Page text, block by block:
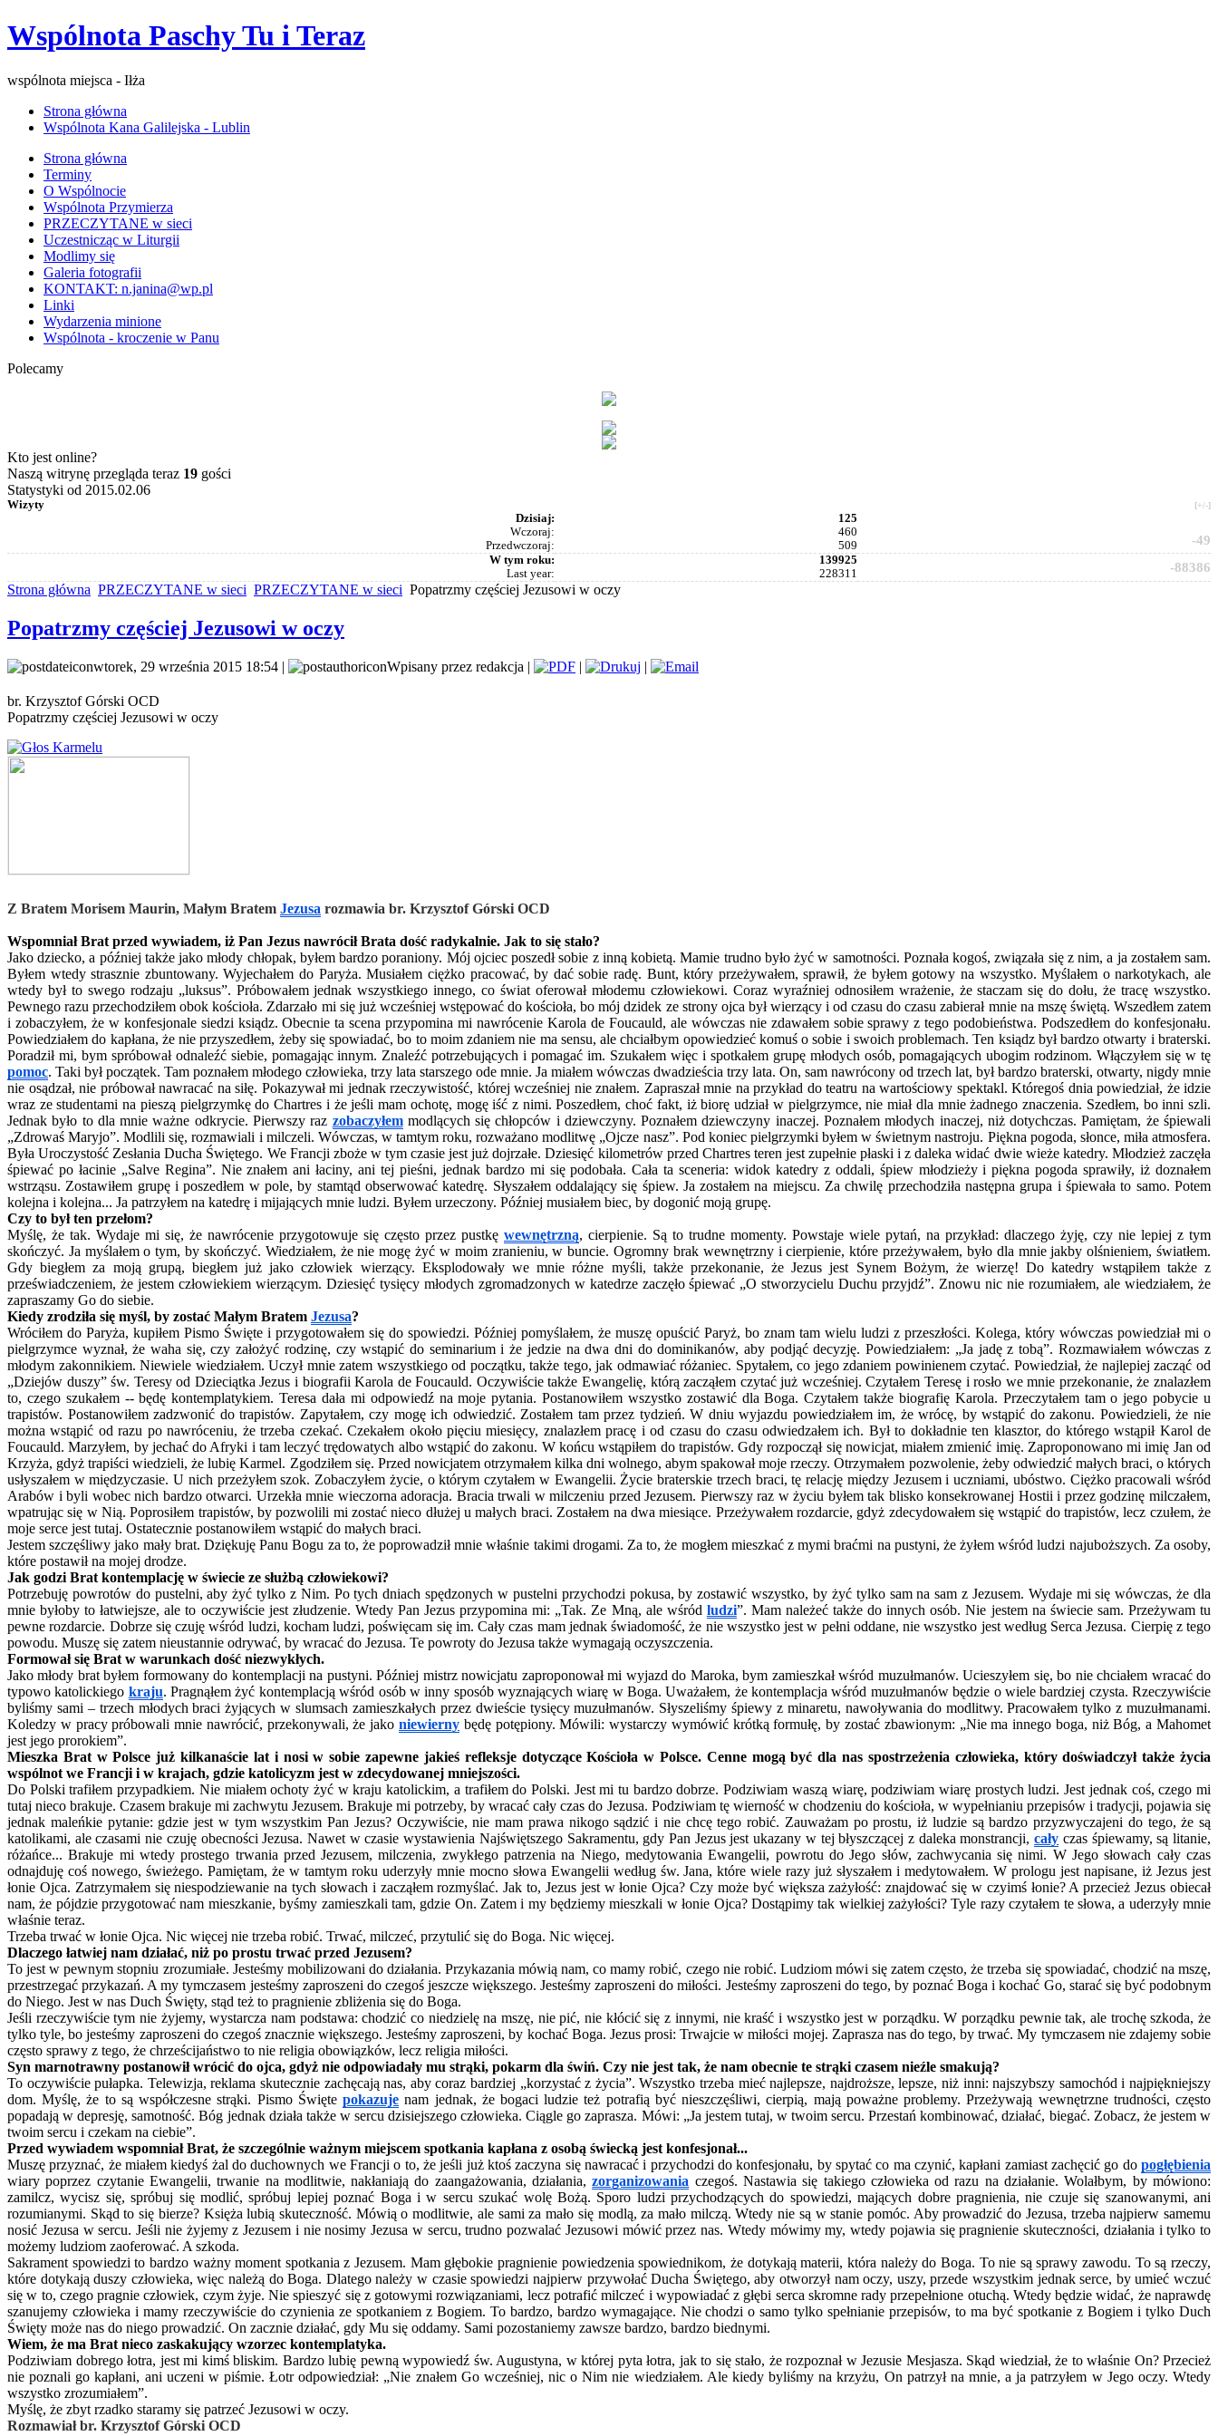
Wspólnota Paschy Tu i Teraz
wspólnota miejsca - Iłża
Strona główna
Wspólnota Kana Galilejska - Lublin
Strona główna
Terminy
O Wspólnocie
Wspólnota Przymierza
PRZECZYTANE w sieci
Uczestnicząc w Liturgii
Modlimy się
Galeria fotografii
KONTAKT: n.janina@wp.pl
Linki
Wydarzenia minione
Wspólnota - kroczenie w Panu
Polecamy
Kto jest online?
Naszą witrynę przegląda teraz 19 gości
Statystyki od 2015.02.06
Wizyty [+/-]
Dzisiaj:
Wczoraj:
Przedwczoraj:
125
460
509
-49
W tym roku:
Last year:
139925
228311
-88386
Strona główna PRZECZYTANE w sieci PRZECZYTANE w sieci Popatrzmy częściej Jezusowi w oczy
Popatrzmy częściej Jezusowi w oczy
wtorek, 29 września 2015 18:54 | Wpisany przez redakcja | | |
br. Krzysztof Górski OCD
Popatrzmy częściej Jezusowi w oczy
Z Bratem Morisem Maurin, Małym Bratem Jezusa rozmawia br. Krzysztof Górski OCD
Wspomniał Brat przed wywiadem, iż Pan Jezus nawrócił Brata dość radykalnie. Jak to się stało?
Jako dziecko, a później także jako młody chłopak, byłem bardzo poraniony. Mój ojciec poszedł sobie z inną kobietą. Mamie trudno było żyć w samotności. Poznała kogoś, związała się z nim, a ja zostałem sam.
Byłem wtedy strasznie zbuntowany. Wyjechałem do Paryża. Musiałem ciężko pracować, by dać sobie radę. Bunt, który przeżywałem, sprawił, że byłem gotowy na wszystko. Myślałem o narkotykach, ale
wtedy był to swego rodzaju „luksus”. Próbowałem jednak wszystkiego innego, co świat oferował młodemu człowiekowi. Coraz wyraźniej odnosiłem wrażenie, że staczam się do dołu, że tracę wszystko.
Pewnego razu przechodziłem obok kościoła. Zdarzało mi się już wcześniej wstępować do kościoła, bo mój dzidek ze strony ojca był wierzący i od czasu do czasu zabierał mnie na mszę świętą. Wszedłem zatem
i zobaczyłem, że w konfesjonale siedzi ksiądz. Obecnie ta scena przypomina mi nawrócenie Karola de Foucauld, ale wówczas nie zdawałem sobie sprawy z tego podobieństwa. Podszedłem do konfesjonału.
Powiedziałem do kapłana, że nie przyszedłem, żeby się spowiadać, bo to moim zdaniem nie ma sensu, ale chciałbym opowiedzieć komuś o sobie i swoich problemach. Ten ksiądz był bardzo otwarty i braterski.
Poradził mi, bym spróbował odnaleźć siebie, pomagając innym. Znaleźć potrzebujących i pomagać im. Szukałem więc i spotkałem grupę młodych osób, pomagających ubogim rodzinom. Włączyłem się w tę
pomoc. Taki był początek. Tam poznałem młodego człowieka, trzy lata starszego ode mnie. Ja miałem wówczas dwadzieścia trzy lata. On, sam nawrócony od trzech lat, był bardzo braterski, otwarty, nigdy mnie
nie osądzał, nie próbował nawracać na siłę. Pokazywał mi jednak rzeczywistość, której wcześniej nie znałem. Zapraszał mnie na przykład do teatru na wartościowy spektakl. Któregoś dnia powiedział, że idzie
wraz ze studentami na pieszą pielgrzymkę do Chartres i że jeśli mam ochotę, mogę iść z nimi. Poszedłem, choć fakt, iż biorę udział w pielgrzymce, nie miał dla mnie żadnego znaczenia. Szedłem, bo inni szli.
Jednak było to dla mnie ważne odkrycie. Pierwszy raz zobaczyłemmodlących się chłopców i dziewczyny. Poznałem dziewczyny inaczej. Poznałem młodych inaczej, niż dotychczas. Pamiętam, że śpiewali
„Zdrowaś Maryjo”. Modlili się, rozmawiali i milczeli. Wówczas, w tamtym roku, rozważano modlitwę „Ojcze nasz”. Pod koniec pielgrzymki byłem w świetnym nastroju. Piękna pogoda, słonce, miła atmosfera.
Była Uroczystość Zesłania Ducha Świętego. We Francji zboże w tym czasie jest już dojrzałe. Dziesięć kilometrów przed Chartres teren jest zupełnie płaski i z daleka widać dwie wieże katedry. Młodzież zaczęła
śpiewać po łacinie „Salve Regina”. Nie znałem ani łaciny, ani tej pieśni, jednak bardzo mi się podobała. Cała ta sceneria: widok katedry z oddali, śpiew młodzieży i piękna pogoda sprawiły, iż doznałem
wstrząsu. Zostawiłem grupę i poszedłem w pole, by stamtąd obserwować katedrę. Słyszałem oddalający się śpiew. Ja zostałem na miejscu. Za chwilę przechodziła następna grupa i śpiewała to samo. Potem
kolejna i kolejna... Ja patrzyłem na katedrę i mijających mnie ludzi. Byłem urzeczony. Później musiałem biec, by dogonić moją grupę.
Czy to był ten przełom?
Myślę, że tak. Wydaje mi się, że nawrócenie przygotowuje się często przez pustkę wewnętrzną, cierpienie. Są to trudne momenty. Powstaje wiele pytań, na przykład: dlaczego żyję, czy nie lepiej z tym
skończyć. Ja myślałem o tym, by skończyć. Wiedziałem, że nie mogę żyć w moim zranieniu, w buncie. Ogromny brak wewnętrzny i cierpienie, które przeżywałem, było dla mnie jakby olśnieniem, światłem.
Gdy biegłem za moją grupą, biegłem już jako człowiek wierzący. Eksplodowały we mnie różne myśli, także przekonanie, że Jezus jest Synem Bożym, że wierzę! Do katedry wstąpiłem także z
przeświadczeniem, że jestem człowiekiem wierzącym. Dziesięć tysięcy młodych zgromadzonych w katedrze zaczęło śpiewać „O stworzycielu Duchu przyjdź”. Znowu nic nie rozumiałem, ale wiedziałem, że
zapraszamy Go do siebie.
Kiedy zrodziła się myśl, by zostać Małym Bratem Jezusa?
Wróciłem do Paryża, kupiłem Pismo Święte i przygotowałem się do spowiedzi. Później pomyślałem, że muszę opuścić Paryż, bo znam tam wielu ludzi z przeszłości. Kolega, który wówczas powiedział mi o
pielgrzymce wyznał, że waha się, czy założyć rodzinę, czy wstąpić do seminarium i że jedzie na dwa dni do dominikanów, aby podjąć decyzję. Powiedziałem: „Ja jadę z tobą”. Rozmawiałem wówczas z
młodym zakonnikiem. Niewiele wiedziałem. Uczył mnie zatem wszystkiego od początku, także tego, jak odmawiać różaniec. Spytałem, co jego zdaniem powinienem czytać. Powiedział, że najlepiej zacząć od
„Dziejów duszy” św. Teresy od Dzieciątka Jezus i biografii Karola de Foucauld. Oczywiście także Ewangelię, którą zacząłem czytać już wcześniej. Czytałem Teresę i rosło we mnie przekonanie, że znalazłem
to, czego szukałem -- będę kontemplatykiem. Teresa dała mi odpowiedź na moje pytania. Postanowiłem wszystko zostawić dla Boga. Czytałem także biografię Karola. Przeczytałem tam o jego pobycie u
trapistów. Postanowiłem zadzwonić do trapistów. Zapytałem, czy mogę ich odwiedzić. Zostałem tam przez tydzień. W dniu wyjazdu powiedziałem im, że wrócę, by wstąpić do zakonu. Powiedzieli, że nie
można wstąpić od razu po nawróceniu, że trzeba czekać. Czekałem około pięciu miesięcy, znalazłem pracę i od czasu do czasu odwiedzałem ich. Był to dokładnie ten klasztor, do którego wstąpił Karol de
Foucauld. Marzyłem, by jechać do Afryki i tam leczyć trędowatych albo wstąpić do zakonu. W końcu wstąpiłem do trapistów. Gdy rozpoczął się nowicjat, miałem zmienić imię. Zaproponowano mi imię Jan od
Krzyża, gdyż trapiści wiedzieli, że lubię Karmel. Zgodziłem się. Przed nowicjatem otrzymałem kilka dni wolnego, abym spakował moje rzeczy. Otrzymałem pozwolenie, żeby odwiedzić małych braci, o których
usłyszałem w międzyczasie. U nich przeżyłem szok. Zobaczyłem życie, o którym czytałem w Ewangelii. Życie braterskie trzech braci, tę relację między Jezusem i uczniami, ubóstwo. Ciężko pracowali wśród
Arabów i byli wobec nich bardzo otwarci. Urzekła mnie wieczorna adoracja. Bracia trwali w milczeniu przed Jezusem. Pierwszy raz w życiu byłem tak blisko konsekrowanej Hostii i przez godzinę milczałem,
wpatrując się w Nią. Poprosiłem trapistów, by pozwolili mi zostać nieco dłużej u małych braci. Zostałem na dwa miesiące. Przeżywałem rozdarcie, gdyż zdecydowałem się wstąpić do trapistów, lecz czułem, że
moje serce jest tutaj. Ostatecznie postanowiłem wstąpić do małych braci.
Jestem szczęśliwy jako mały brat. Dziękuję Panu Bogu za to, że poprowadził mnie właśnie takimi drogami. Za to, że mogłem mieszkać z mymi braćmi na pustyni, że żyłem wśród ludzi najuboższych. Za osoby,
które postawił na mojej drodze.
Jak godzi Brat kontemplację w świecie ze służbą człowiekowi?
Potrzebuję powrotów do pustelni, aby żyć tylko z Nim. Po tych dniach spędzonych w pustelni przychodzi pokusa, by zostawić wszystko, by żyć tylko sam na sam z Jezusem. Wydaje mi się wówczas, że dla
mnie byłoby to łatwiejsze, ale to oczywiście jest złudzenie. Wtedy Pan Jezus przypomina mi: „Tak. Ze Mną, ale wśród ludzi”. Mam należeć także do innych osób. Nie jestem na świecie sam. Przeżywam tu
pewne rozdarcie. Dobrze się czuję wśród ludzi, kocham ludzi, poświęcam się im. Cały czas mam jednak świadomość, że nie wszystko jest w pełni oddane, nie wszystko jest według Serca Jezusa. Cierpię z tego
powodu. Muszę się zatem nieustannie odrywać, by wracać do Jezusa. Te powroty do Jezusa także wymagają oczyszczenia.
Formował się Brat w warunkach dość niezwykłych.
Jako młody brat byłem formowany do kontemplacji na pustyni. Później mistrz nowicjatu zaproponował mi wyjazd do Maroka, bym zamieszkał wśród muzułmanów. Ucieszyłem się, bo nie chciałem wracać do
typowo katolickiego kraju. Pragnąłem żyć kontemplacją wśród osób w inny sposób wyznających wiarę w Boga. Uważałem, że kontemplacja wśród muzułmanów będzie o wiele bardziej czysta. Rzeczywiście
byliśmy sami – trzech młodych braci żyjących w slumsach zamieszkałych przez dwieście tysięcy muzułmanów. Słyszeliśmy śpiewy z minaretu, nawoływania do modlitwy. Pracowałem tylko z muzułmanami.
Koledzy w pracy próbowali mnie nawrócić, przekonywali, że jako niewierny będę potępiony. Mówili: wystarczy wymówić krótką formułę, by zostać zbawionym: „Nie ma innego boga, niż Bóg, a Mahomet
jest jego prorokiem”.
Mieszka Brat w Polsce już kilkanaście lat i nosi w sobie zapewne jakieś refleksje dotyczące Kościoła w Polsce. Cenne mogą być dla nas spostrzeżenia człowieka, który doświadczył także życia
wspólnot we Francji i w krajach, gdzie katolicyzm jest w zdecydowanej mniejszości.
Do Polski trafiłem przypadkiem. Nie miałem ochoty żyć w kraju katolickim, a trafiłem do Polski. Jest mi tu bardzo dobrze. Podziwiam waszą wiarę, podziwiam wiarę prostych ludzi. Jest jednak coś, czego mi
tutaj nieco brakuje. Czasem brakuje mi zachwytu Jezusem. Brakuje mi potrzeby, by wracać cały czas do Jezusa. Podziwiam tę wierność w chodzeniu do kościoła, w wypełnianiu przepisów i tradycji, pojawia się
jednak maleńkie pytanie: gdzie jest w tym wszystkim Pan Jezus? Oczywiście, nie mam prawa nikogo sądzić i nie chcę tego robić. Zauważam po prostu, iż ludzie są bardzo przyzwyczajeni do tego, że są
katolikami, ale czasami nie czuję obecności Jezusa. Nawet w czasie wystawienia Najświętszego Sakramentu, gdy Pan Jezus jest ukazany w tej błyszczącej z daleka monstrancji,cały czas śpiewamy, są litanie,
różańce... Brakuje mi wtedy prostego trwania przed Jezusem, milczenia, zwykłego patrzenia na Niego, medytowania Ewangelii, powrotu do Jego słów, zachwycania się nimi. W Jego słowach cały czas
odnajduję coś nowego, świeżego. Pamiętam, że w tamtym roku uderzyły mnie mocno słowa Ewangelii według św. Jana, które wiele razy już słyszałem i medytowałem. W prologu jest napisane, iż Jezus jest
łonie Ojca. Zatrzymałem się niespodziewanie na tych słowach i zacząłem rozmyślać. Jak to, Jezus jest w łonie Ojca? Czy może być większa zażyłość: znajdować się w czyimś łonie? A przecież Jezus obiecał
nam, że pójdzie przygotować nam mieszkanie, byśmy zamieszkali tam, gdzie On. Zatem i my będziemy mieszkali w łonie Ojca? Dostąpimy tak wielkiej zażyłości? Tyle razy czytałem te słowa, a uderzyły mnie
właśnie teraz.
Trzeba trwać w łonie Ojca. Nic więcej nie trzeba robić. Trwać, milczeć, przytulić się do Boga. Nic więcej.
Dlaczego łatwiej nam działać, niż po prostu trwać przed Jezusem?
To jest w pewnym stopniu zrozumiałe. Jesteśmy mobilizowani do działania. Przykazania mówią nam, co mamy robić, czego nie robić. Ludziom mówi się zatem często, że trzeba się spowiadać, chodzić na mszę,
przestrzegać przykazań. A my tymczasem jesteśmy zaproszeni do czegoś jeszcze większego. Jesteśmy zaproszeni do miłości. Jesteśmy zaproszeni do tego, by poznać Boga i kochać Go, starać się być podobnym
do Niego. Jest w nas Duch Święty, stąd też to pragnienie zbliżenia się do Boga.
Jeśli rzeczywiście tym nie żyjemy, wystarcza nam podstawa: chodzić co niedzielę na mszę, nie pić, nie kłócić się z innymi, nie kraść i wszystko jest w porządku. W porządku pewnie tak, ale trochę szkoda, że
tylko tyle, bo jesteśmy zaproszeni do czegoś znacznie większego. Jesteśmy zaproszeni, by kochać Boga. Jezus prosi: Trwajcie w miłości mojej. Zaprasza nas do tego, by trwać. My tymczasem nie zdajemy sobie
często sprawy z tego, że chrześcijaństwo to nie religia obowiązków, lecz religia miłości.
Syn marnotrawny postanowił wrócić do ojca, gdyż nie odpowiadały mu strąki, pokarm dla świń. Czy nie jest tak, że nam obecnie te strąki czasem nieźle smakują?
To oczywiście pułapka. Telewizja, reklama skutecznie zachęcają nas, aby coraz bardziej „korzystać z życia”. Wszystko trzeba mieć najlepsze, najdroższe, lepsze, niż inni: najszybszy samochód i najpiękniejszy
dom. Myślę, że to są współczesne strąki. Pismo Świętepokazuje nam jednak, że bogaci ludzie też potrafią być nieszczęśliwi, cierpią, mają poważne problemy. Przeżywają wewnętrzne trudności, często
popadają w depresję, samotność. Bóg jednak działa także w sercu dzisiejszego człowieka. Ciągle go zaprasza. Mówi: „Ja jestem tutaj, w twoim sercu. Przestań kombinować, działać, biegać. Zobacz, że jestem w
twoim sercu i czekam na ciebie”.
Przed wywiadem wspomniał Brat, że szczególnie ważnym miejscem spotkania kapłana z osobą świecką jest konfesjonał...
Muszę przyznać, że miałem kiedyś żal do duchownych we Francji o to, że jeśli już ktoś zaczyna się nawracać i przychodzi do konfesjonału, by spytać co ma czynić, kapłani zamiast zachęcić go do pogłębienia
wiary poprzez czytanie Ewangelii, trwanie na modlitwie, nakłaniają do zaangażowania, działania,zorganizowania czegoś. Nastawia się takiego człowieka od razu na działanie. Wolałbym, by mówiono:
zamilcz, wycisz się, spróbuj się modlić, spróbuj lepiej poznać Boga i w sercu szukać wolę Bożą. Sporo ludzi przychodzących do spowiedzi, mających dobre pragnienia, nie czuje się szanowanymi, ani
rozumianymi. Skąd to się bierze? Księża lubią skuteczność. Mówią o modlitwie, ale sami za mało się modlą, za mało milczą. Wtedy nie są w stanie pomóc. Aby prowadzić do Jezusa, trzeba najpierw samemu
nosić Jezusa w sercu. Jeśli nie żyjemy z Jezusem i nie nosimy Jezusa w sercu, trudno pozwalać Jezusowi mówić przez nas. Wtedy mówimy my, wtedy pojawia się pragnienie skuteczności, działania i tylko to
możemy ludziom zaoferować. A szkoda.
Sakrament spowiedzi to bardzo ważny moment spotkania z Jezusem. Mam głębokie pragnienie powiedzenia spowiednikom, że dotykają materii, która należy do Boga. To nie są sprawy zawodu. To są rzeczy,
które dotykają duszy człowieka, więc należą do Boga. Dlatego należy w czasie spowiedzi najpierw przywołać Ducha Świętego, aby otworzył nam oczy, uszy, przede wszystkim jednak serce, by umieć wczuć
się w to, czego pragnie człowiek, czym żyje. Nie spieszyć się z gotowymi rozwiązaniami, lecz potrafić milczeć i wypowiadać z głębi serca skromne rady przepełnione otuchą. Wtedy będzie widać, że naprawdę
szanujemy człowieka i mamy rzeczywiście do czynienia ze spotkaniem z Bogiem. To bardzo, bardzo wymagające. Nie chodzi o samo tylko spełnianie przepisów, to ma być spotkanie z Bogiem i tylko Duch
Święty może nas do niego prowadzić. On zacznie działać, gdy Mu się oddamy. Sami pozostaniemy zawsze bardzo, bardzo biednymi.
Wiem, że ma Brat nieco zaskakujący wzorzec kontemplatyka.
Podziwiam dobrego łotra, jest mi kimś bliskim. Bardzo lubię pewną wypowiedź św. Augustyna, w której pyta łotra, jak to się stało, że rozpoznał w Jezusie Mesjasza. Skąd wiedział, że to właśnie On? Przecież
nie poznali go kapłani, ani uczeni w piśmie. Łotr odpowiedział: „Nie znałem Go wcześniej, nic o Nim nie wiedziałem. Ale kiedy byliśmy na krzyżu, On patrzył na mnie, a ja patrzyłem w Jego oczy. Wtedy
wszystko zrozumiałem”.
Myślę, że zbyt rzadko staramy się patrzeć Jezusowi w oczy.
Rozmawiał br. Krzysztof Górski OCD